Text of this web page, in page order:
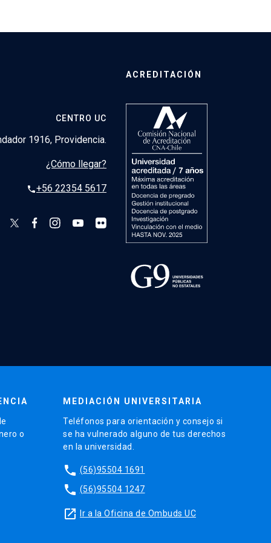
CENTRO UC
1916, Providencia.
¿Cómo llegar?
phone+56 22354 5617
ACREDITACIÓN
o
MEDIACIÓN UNIVERSITARIA
Teléfonos para orientación y consejo si
se ha vulnerado alguno de tus derechos
en la universidad.
phone (56)95504 1691
phone (56)95504 1247
launch Ir a la Oficina de Ombuds UC